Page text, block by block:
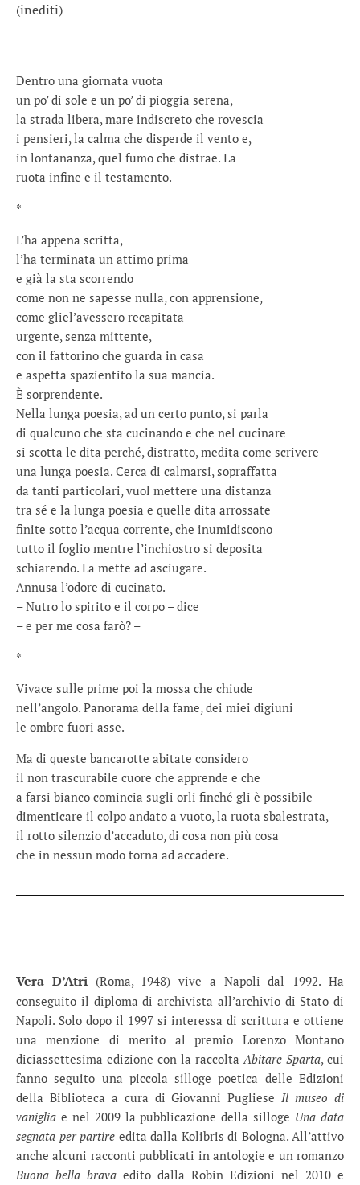
(inediti)
Dentro una giornata vuota
un po’ di sole e un po’ di pioggia serena,
la strada libera, mare indiscreto che rovescia
i pensieri, la calma che disperde il vento e,
in lontananza, quel fumo che distrae. La
ruota infine e il testamento.
*
L’ha appena scritta,
l’ha terminata un attimo prima
e già la sta scorrendo
come non ne sapesse nulla, con apprensione,
come gliel’avessero recapitata
urgente, senza mittente,
con il fattorino che guarda in casa
e aspetta spazientito la sua mancia.
È sorprendente.
Nella lunga poesia, ad un certo punto, si parla
di qualcuno che sta cucinando e che nel cucinare
si scotta le dita perché, distratto, medita come scrivere
una lunga poesia. Cerca di calmarsi, sopraffatta
da tanti particolari, vuol mettere una distanza
tra sé e la lunga poesia e quelle dita arrossate
finite sotto l’acqua corrente, che inumidiscono
tutto il foglio mentre l’inchiostro si deposita
schiarendo. La mette ad asciugare.
Annusa l’odore di cucinato.
– Nutro lo spirito e il corpo – dice
– e per me cosa farò? –
*
Vivace sulle prime poi la mossa che chiude
nell’angolo. Panorama della fame, dei miei digiuni
le ombre fuori asse.
Ma di queste bancarotte abitate considero
il non trascurabile cuore che apprende e che
a farsi bianco comincia sugli orli finché gli è possibile
dimenticare il colpo andato a vuoto, la ruota sbalestrata,
il rotto silenzio d’accaduto, di cosa non più cosa
che in nessun modo torna ad accadere.
Vera D’Atri (Roma, 1948) vive a Napoli dal 1992. Ha
conseguito il diploma di archivista all’archivio di Stato di
Napoli. Solo dopo il 1997 si interessa di scrittura e ottiene
una menzione di merito al premio Lorenzo Montano
diciassettesima edizione con la raccoltaAbitare Sparta, cui
fanno seguito una piccola silloge poetica delle Edizioni
della Biblioteca a cura di Giovanni PuglieseIl museo di
vaniglia e nel 2009 la pubblicazione della silloge Una data
segnata per partire edita dalla Kolibris di Bologna. All’attivo
anche alcuni racconti pubblicati in antologie e un romanzo
Buona bella brava edito dalla Robin Edizioni nel 2010 e